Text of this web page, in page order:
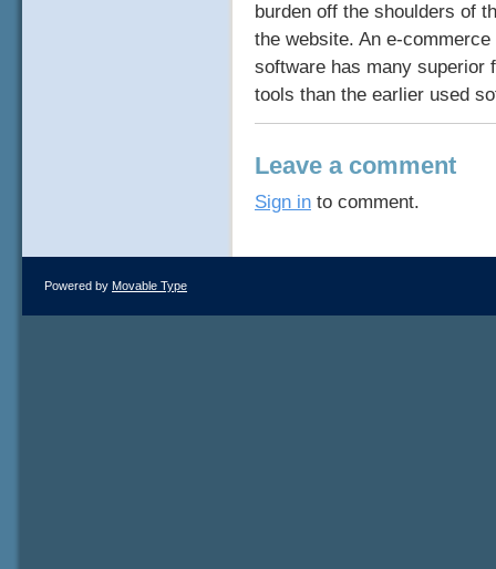
burden off the shoulders of
the website. An e-
software has many superior
tools than the earlier used
Leave a comment
Sign in to comment.
Powered by Movable Type